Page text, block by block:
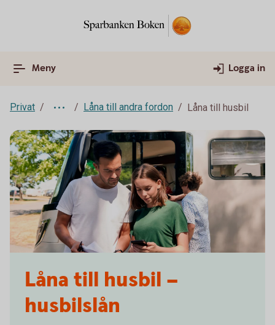
Meny Logga in
Privat Låna till andra fordon Låna till husbil
Låna till husbil –
husbilslån